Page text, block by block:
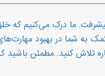
ما درک می‌کنیم که
به شما در بهبود
تلاش کنید. مطمئن باشید